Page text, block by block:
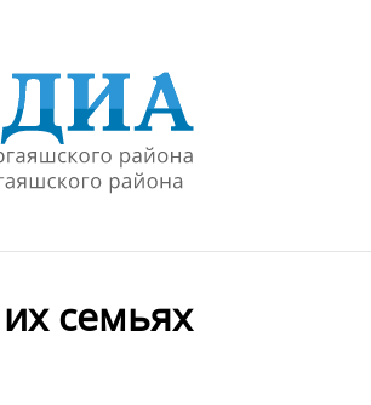
семьях